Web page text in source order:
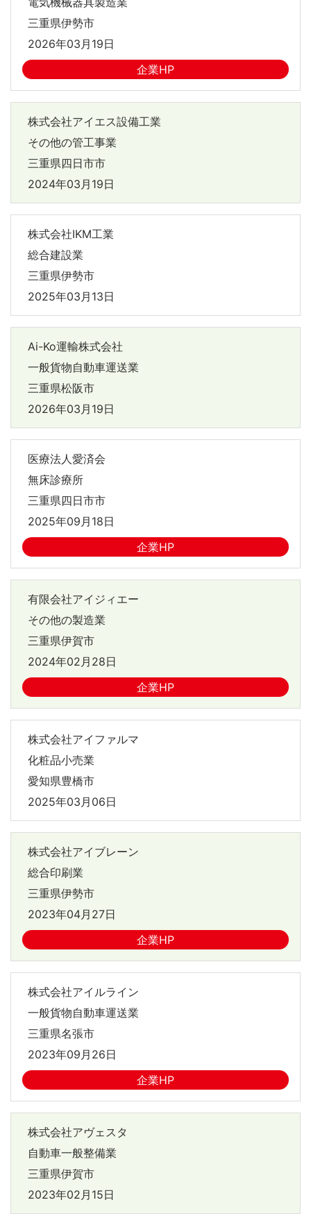
三重県伊勢市
2026年03月19日
企業HP
株式会社アイエス設備工業
その他の管工事業
三重県四日市市
2024年03月19日
株式会社IKM工業
総合建設業
三重県伊勢市
2025年03月13日
Ai-Ko運輸株式会社
一般貨物自動車運送業
三重県松阪市
2026年03月19日
医療法人愛済会
無床診療所
三重県四日市市
2025年09月18日
企業HP
有限会社アイジィエー
その他の製造業
三重県伊賀市
2024年02月28日
企業HP
株式会社アイファルマ
化粧品小売業
愛知県豊橋市
2025年03月06日
株式会社アイブレーン
総合印刷業
三重県伊勢市
2023年04月27日
企業HP
株式会社アイルライン
一般貨物自動車運送業
三重県名張市
2023年09月26日
企業HP
株式会社アヴェスタ
自動車一般整備業
三重県伊賀市
2023年02月15日